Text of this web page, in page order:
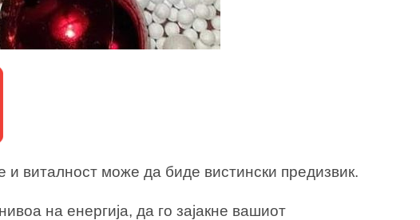
виталност може да биде вистински предизвик.
на енергија, да го зајакне вашиот